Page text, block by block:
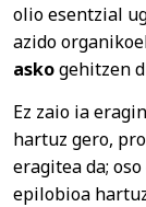
olio esentzial
azido
askogehitzen
Ez zaio ia
hartuz gero,
eragitea da;
epilobioa